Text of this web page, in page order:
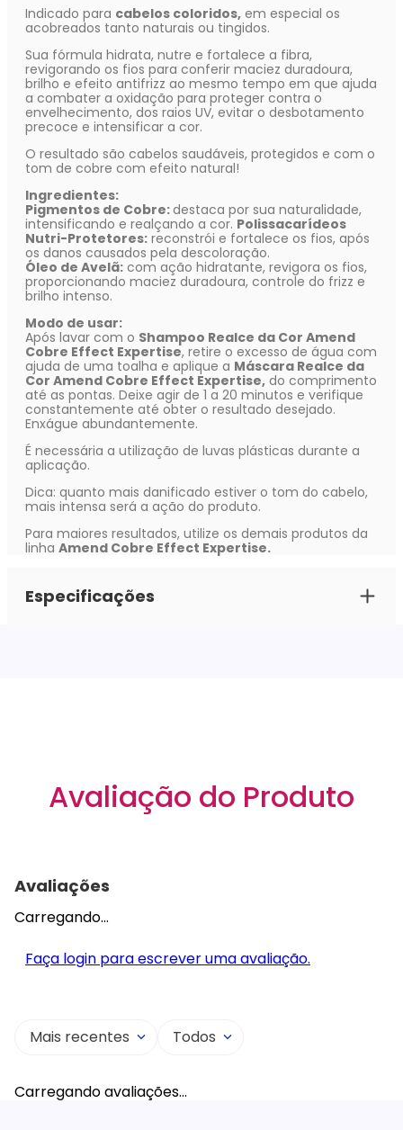
Indicado para cabelos coloridos, em especial os
acobreados tanto naturais ou tingidos.
Sua fórmula hidrata, nutre e fortalece a fibra,
revigorando os fios para conferir maciez duradoura,
brilho e efeito antifrizz ao mesmo tempo em que ajuda
a combater a oxidação para proteger contra o
envelhecimento, dos raios UV, evitar o desbotamento
precoce e intensificar a cor.
O resultado são cabelos saudáveis, protegidos e com o
tom de cobre com efeito natural!
Ingredientes:
Pigmentos de Cobre:destaca por sua naturalidade,
intensificando e realçando a cor. Polissacarídeos
Nutri-Protetores: reconstrói e fortalece os fios, após
os danos causados pela descoloração.
Óleo de Avelã: com ação hidratante, revigora os fios,
proporcionando maciez duradoura, controle do frizz e
brilho intenso.
Modo de usar:
Após lavar com o Shampoo Realce da Cor Amend
Cobre Effect Expertise, retire o excesso de água com
ajuda de uma toalha e aplique a Máscara Realce da
Cor Amend Cobre Effect Expertise, do comprimento
até as pontas. Deixe agir de 1 a 20 minutos e verifique
constantemente até obter o resultado desejado.
Enxágue abundantemente.
É necessária a utilização de luvas plásticas durante a
aplicação.
Dica: quanto mais danificado estiver o tom do cabelo,
mais intensa será a ação do produto.
Para maiores resultados, utilize os demais produtos da
linha Amend Cobre Effect Expertise.
Especificações
Avaliação do Produto
Avaliações
Carregando…
Faça login para escrever uma avaliação.
Mais recentes Todos
Carregando avaliações…